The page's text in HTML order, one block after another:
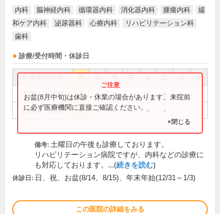
内科 脳神経内科 循環器内科 消化器内科 腫瘍内科
緩
和ケア内科
泌尿器科 心療内科
リハビリテーション科
歯科
診療/受付時間・休診日
祝
8:30～12:00 ● ● ● ● ●
13:30～17:00 ● ● ● ●
お盆(8月中旬)は休診・休業の場合があります。来院前
に必ず医療機関に直接ご確認ください。
×閉じる
備考: 土曜日の午後も診療しております。
リハビリテーション病院ですが、内科などの診療に
も対応しております。...(続きを読む)
休診日: 日、祝、お盆(8/14、8/15)、年末年始(12/31～1/3)
この医院の詳細をみる